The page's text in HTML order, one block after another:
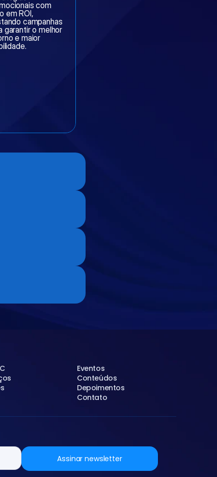
com
em ROI,
campanhas
garantir o melhor
e maior
Eventos
Conteúdos
Depoimentos
Contato
Assinar newsletter